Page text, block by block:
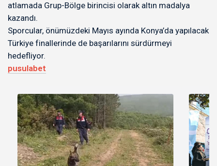
atlamada Grup-Bölge birincisi olarak altın madalya
kazandı.
Sporcular, önümüzdeki Mayıs ayında Konya’da yapılacak
Türkiye finallerinde de başarılarını sürdürmeyi
hedefliyor.
pusulabet